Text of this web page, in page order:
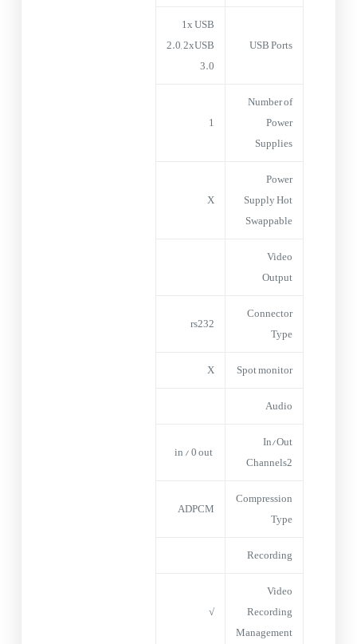
USB Ports
1x USB
2.0, 2xUSB
3.0
Number of
Power
Supplies
1
Power
Supply Hot
Swappable
X
Video
Output
Connector
Type
rs232
Spot monitor
X
Audio
In/Out
Channels2
Compression
Type
ADPCM
Recording
Video
Recording
Management
√